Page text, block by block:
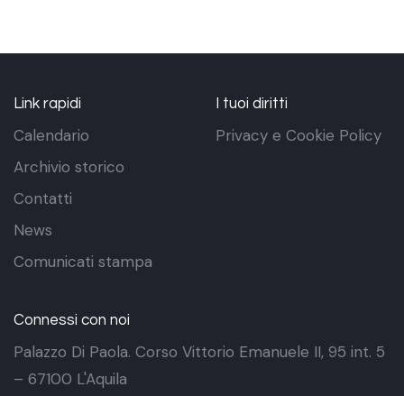
Link rapidi
Calendario
Archivio storico
Contatti
News
Comunicati stampa
I tuoi diritti
Privacy e Cookie Policy
Connessi con noi
Palazzo Di Paola. Corso Vittorio Emanuele II, 95 int. 5
– 67100 L'Aquila